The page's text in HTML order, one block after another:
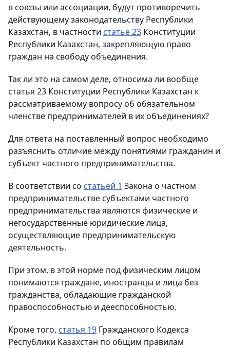
в союзы или ассоциации, будут противоречить
действующему законодательству Республики
Казахстан, в частности статье 23 Конституции
Республики Казахстан, закрепляющую право
граждан на свободу объединения.
Так ли это на самом деле, относима ли вообще
статья 23 Конституции Республики Казахстан к
рассматриваемому вопросу об обязательном
членстве предпринимателей в их объединениях?
Для ответа на поставленный вопрос необходимо
разъяснить отличие между понятиями гражданин и
субъект частного предпринимательства.
В соответствии со статьей 1 Закона о частном
предпринимательстве субъектами частного
предпринимательства являются физические и
негосударственные юридические лица,
осуществляющие предпринимательскую
деятельность.
При этом, в этой норме под физическим лицом
понимаются граждане, иностранцы и лица без
гражданства, обладающие гражданской
правоспособностью и дееспособностью.
Кроме того, статья 19 Гражданского Кодекса
Республики Казахстан по общим правилам